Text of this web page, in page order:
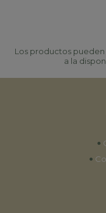
Los productos
a la
•
•